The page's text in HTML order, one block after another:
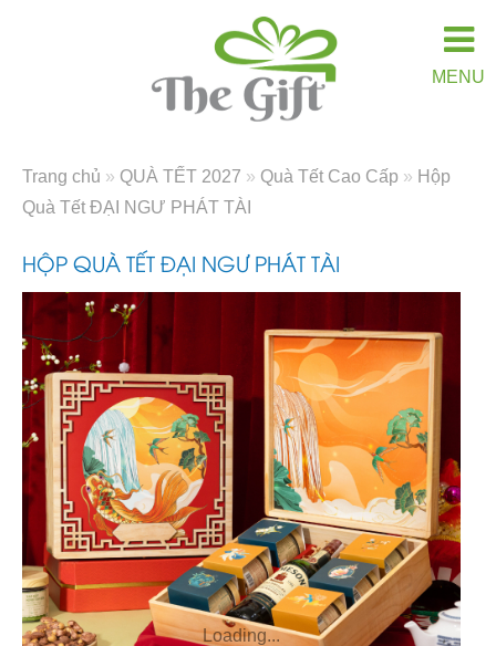
MENU
Trang chủ » QUÀ TẾT 2027 » Quà Tết Cao Cấp » Hộp
Quà Tết ĐẠI NGƯ PHÁT TÀI
HỘP QUÀ TẾT ĐẠI NGƯ PHÁT TÀI
Loading...